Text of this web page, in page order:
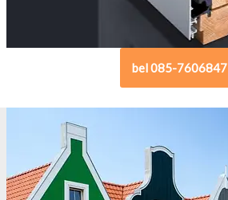
bel 085-7606847